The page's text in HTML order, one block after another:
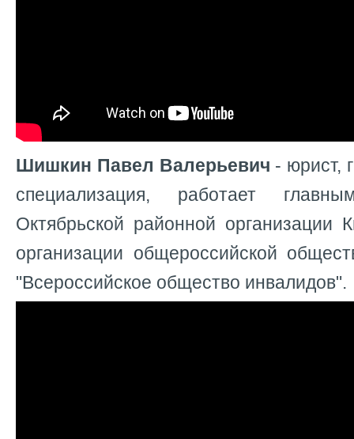
Шишкин Павел Валерьевич - юрист,
специализация, работает
Октябрьской районной организации
организации общероссийской
"Всероссийское общество инвалидов".